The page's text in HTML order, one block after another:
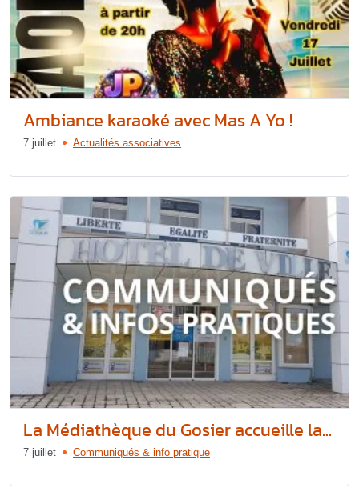
Ambiance karaoké avec Mas A Yo !
7 juillet Actualités associatives
La Médiathèque du Gosier accueille la...
7 juillet Communiqués & info pratique